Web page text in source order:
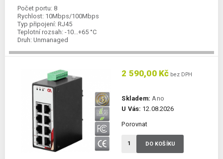
Počet portu: 8
Rychlost: 10Mbps/100Mbps
Typ připojení: RJ45
Teplotní rozsah: -10...+65 °C
Druh: Unmanaged
2 590,00 Kč bez DPH
Skladem: Ano
U Vás: 12.08.2026
Porovnat
DO KOŠÍKU